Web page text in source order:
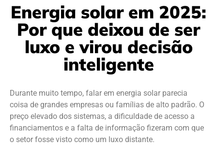
Energia solar em 2025:
Por que deixou de ser
luxo e virou decisão
inteligente
Durante muito tempo, falar em energia solar parecia
coisa de grandes empresas ou famílias de alto padrão. O
preço elevado dos sistemas, a dificuldade de acesso a
financiamentos e a falta de informação fizeram com que
o setor fosse visto como um luxo distante.